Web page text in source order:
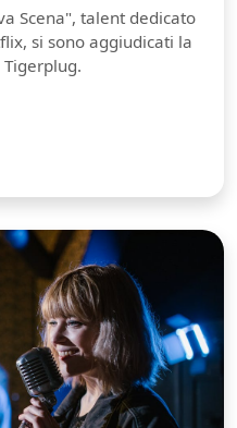
Scena", talent dedicato
si sono aggiudicati la